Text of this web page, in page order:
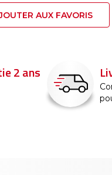
AUX FAVORIS